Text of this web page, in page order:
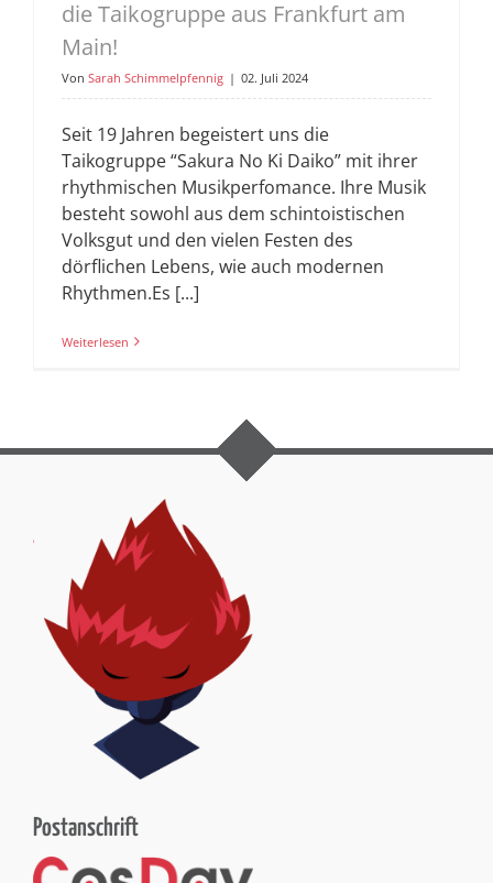
die Taikogruppe aus Frankfurt am
Main!
Von Sarah Schimmelpfennig | 02. Juli 2024
Seit 19 Jahren begeistert uns die
Taikogruppe “Sakura No Ki Daiko” mit ihrer
rhythmischen Musikperfomance. Ihre Musik
besteht sowohl aus dem schintoistischen
Volksgut und den vielen Festen des
dörflichen Lebens, wie auch modernen
Rhythmen.Es [...]
Weiterlesen
Postanschrift